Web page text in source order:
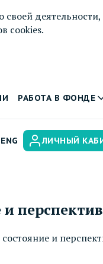
cookies.
РАБОТА В ФОНДЕ
ENG ЛИЧНЫЙ
и
и